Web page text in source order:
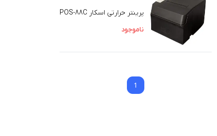
پرینتر حرارتی اسکار POS-88C
ناموجود
11